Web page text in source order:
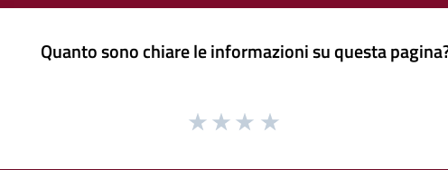
Quanto sono chiare le informazioni su questa